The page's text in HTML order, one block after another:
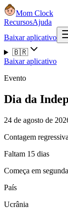
Mom Clock
RecursosAjuda
Baixar aplicativo
🇧🇷
Baixar aplicativo
Evento
Dia da
24 de agosto de
Contagem regressiva
Faltam 15 dias
Começa em
País
Ucrânia